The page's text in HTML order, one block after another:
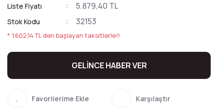
Liste Fiyatı 5.879,40 TL
Stok Kodu 32153
* 1.602,14 TL den başlayan taksitlerle!!
GELİNCE HABER VER
Karşılaştır